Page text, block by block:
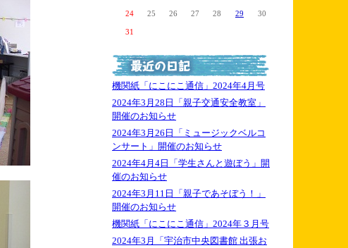
24 25 26 27 28 29 30
31
機関紙「にこにこ通信」2024年4月号
2024年3月28日「親子交通安全教室」
開催のお知らせ
2024年3月26日「ミュージックベルコ
ンサート」開催のお知らせ
2024年4月4日「学生さんと遊ぼう」開
催のお知らせ
2024年3月11日「親子であそぼう！」
開催のお知らせ
機関紙「にこにこ通信」2024年３月号
2024年3月「宇治市中央図書館 出張お